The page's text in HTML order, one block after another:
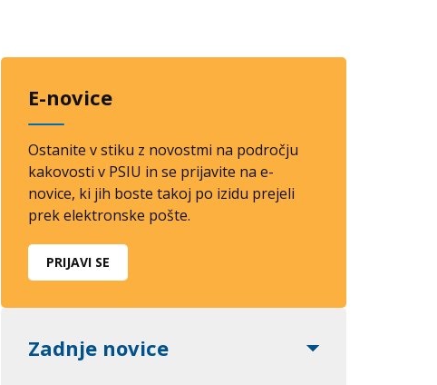
E-novice
Ostanite v stiku z novostmi na področju
kakovosti v PSIU in se prijavite na e-
novice, ki jih boste takoj po izidu prejeli
prek elektronske pošte.
PRIJAVI SE
Zadnje novice